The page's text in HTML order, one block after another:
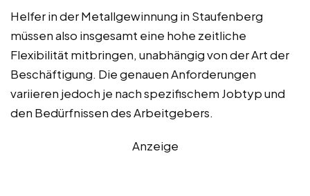
Helfer in der Metallgewinnung in Staufenberg
müssen also insgesamt eine hohe zeitliche
Flexibilität mitbringen, unabhängig von der Art der
Beschäftigung. Die genauen Anforderungen
variieren jedoch je nach spezifischem Jobtyp und
den Bedürfnissen des Arbeitgebers.
Anzeige